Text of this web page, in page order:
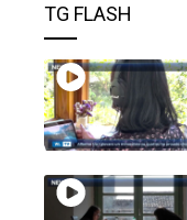
TG FLASH